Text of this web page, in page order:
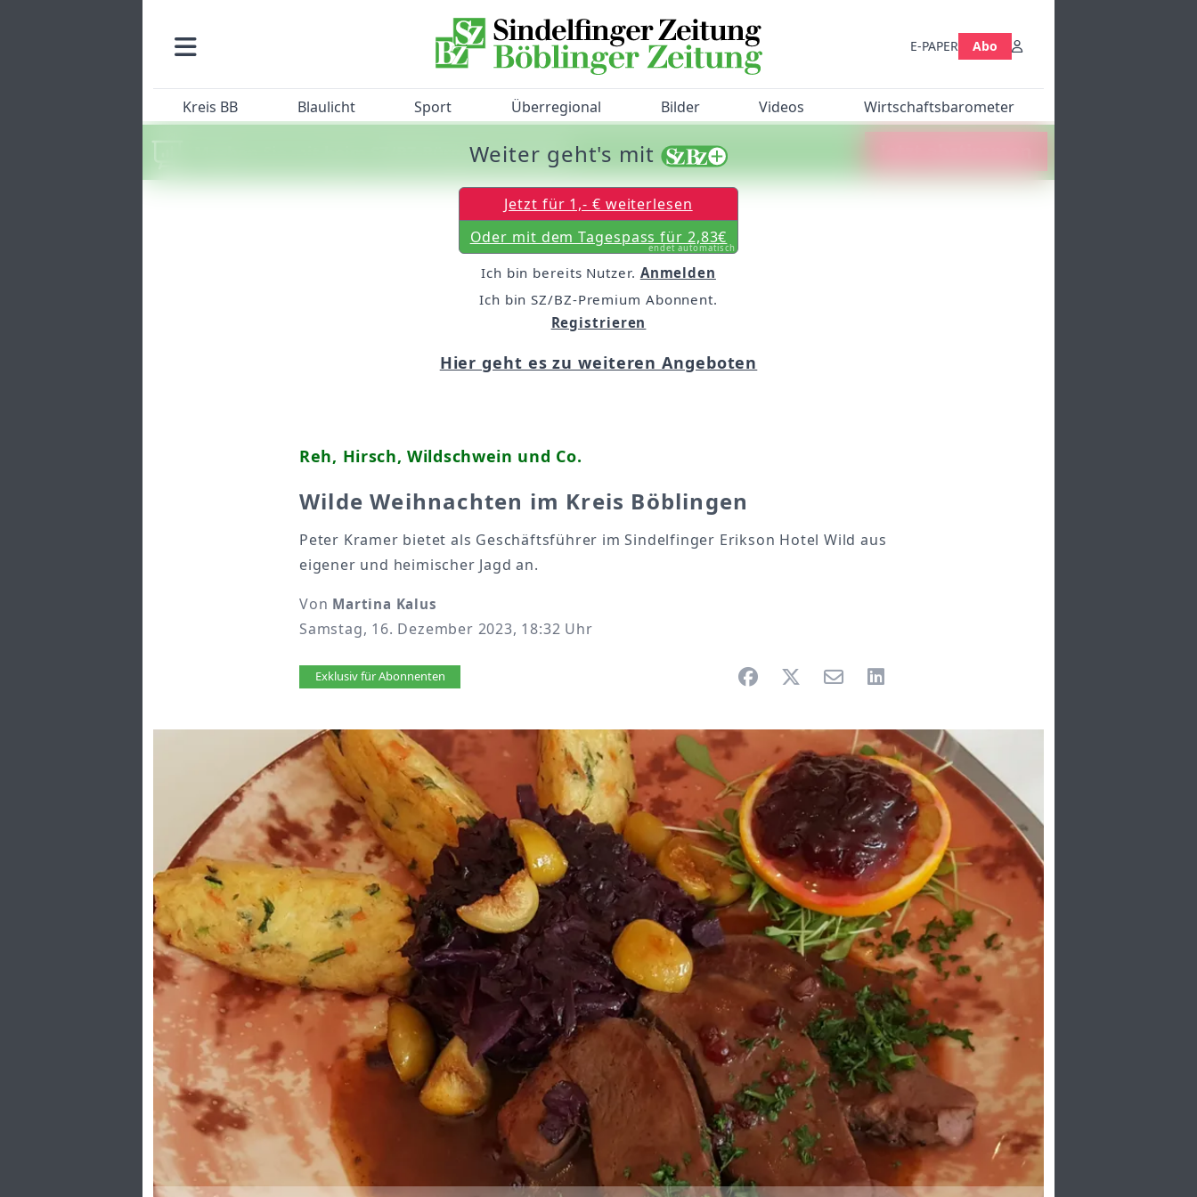
E-PAPER Abo
Kreis BB Blaulicht Sport Überregional Bilder Videos Wirtschaftsbarometer
Machen Sie mit beim SZ/BZ-Bürgerbarometer!
Reh, Hirsch, Wildschwein und Co.
Wilde Weihnachten im Kreis Böblingen
Peter Kramer bietet als Geschäftsführer im Sindelfinger Erikson Hotel Wild aus
eigener und heimischer Jagd an.
Von Martina Kalus
Samstag, 16. Dezember 2023, 18:32 Uhr
Artikel vorlesen
Exklusiv für Abonnenten
Weiter geht's mit
Jetzt für 1,- € weiterlesen
Oder mit dem Tagespass für 2,83€
endet automatisch
Ich bin bereits Nutzer. Anmelden
Ich bin SZ/BZ-Premium Abonnent.
Registrieren
Hier geht es zu weiteren Angeboten